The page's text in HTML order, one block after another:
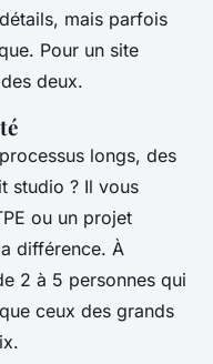
mais parfois
Pour un site
deux.
longs, des
studio ? Il vous
ou un projet
différence. À
2 à 5 personnes qui
ceux des grands